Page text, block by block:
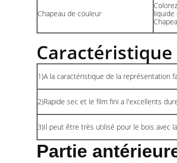
Chapeau de couleur
liquide
Caractéristique
1)A la caractéristique de la représentation
2)Rapide sec et le film fini a l'excellents
3)Il peut être très utilisé pour le bois avec
Partie